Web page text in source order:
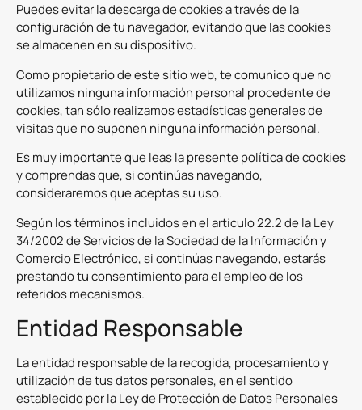
Puedes evitar la descarga de cookies a través de la
configuración de tu navegador, evitando que las cookies
se almacenen en su dispositivo.
Como propietario de este sitio web, te comunico que no
utilizamos ninguna información personal procedente de
cookies, tan sólo realizamos estadísticas generales de
visitas que no suponen ninguna información personal.
Es muy importante que leas la presente política de cookies
y comprendas que, si continúas navegando,
consideraremos que aceptas su uso.
Según los términos incluidos en el artículo 22.2 de la Ley
34/2002 de Servicios de la Sociedad de la Información y
Comercio Electrónico, si continúas navegando, estarás
prestando tu consentimiento para el empleo de los
referidos mecanismos.
Entidad Responsable
La entidad responsable de la recogida, procesamiento y
utilización de tus datos personales, en el sentido
establecido por la Ley de Protección de Datos Personales